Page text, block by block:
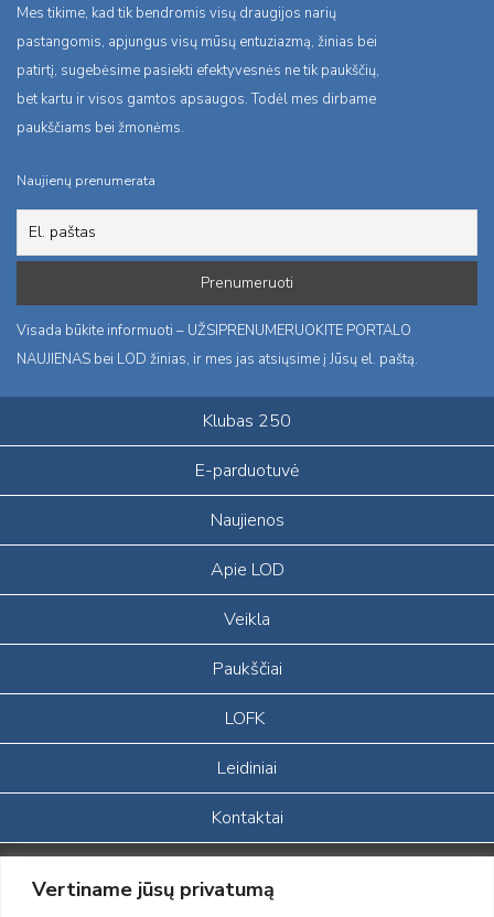
Vertiname jūsų privatumą
Mes tikime, kad tik bendromis visų draugijos narių
pastangomis, apjungus visų mūsų entuziazmą, žinias bei
patirtį, sugebėsime pasiekti efektyvesnės ne tik paukščių,
bet kartu ir visos gamtos apsaugos. Todėl mes dirbame
paukščiams bei žmonėms.
Naujienų prenumerata
Visada būkite informuoti – UŽSIPRENUMERUOKITE PORTALO
NAUJIENAS bei LOD žinias, ir mes jas atsiųsime į Jūsų el. paštą.
Klubas 250
E-parduotuvė
Naujienos
Apie LOD
Veikla
Paukščiai
LOFK
Leidiniai
Kontaktai
Portalas sukurtas įgyvendinant Lietuvos Respublikos, Europos
ekonominės erdvės ir Norvegijos finansinių mechanizmų iš dalies